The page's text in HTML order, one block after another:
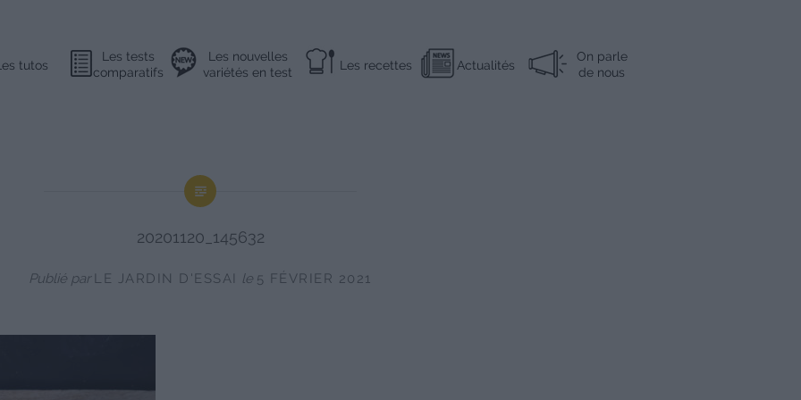
tutos
Les tests
comparatifs
Les nouvelles
variétés en test
Les recettes Actualités
On parle
de nous
20201120_145632
Publié parLE JARDIN D'ESSAI le 5 FÉVRIER 2021